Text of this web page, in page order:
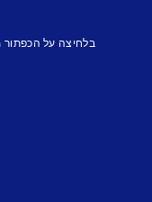
בלחיצה על